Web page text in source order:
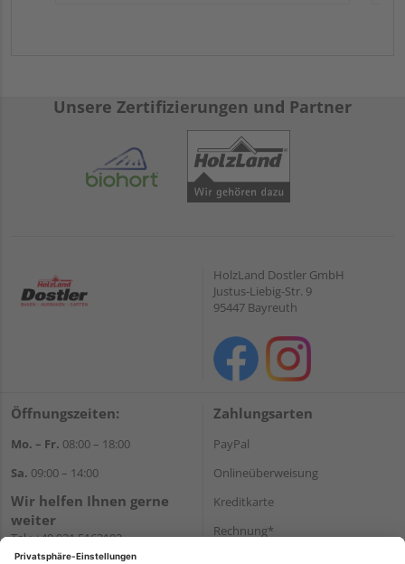
Unsere Zertifizierungen und Partner
HolzLand Dostler GmbH
Justus-Liebig-Str. 9
95447 Bayreuth
Öffnungszeiten:
Mo. – Fr. 08:00 – 18:00
Sa. 09:00 – 14:00
Wir helfen Ihnen gerne
weiter
Tel.:+49 921 5163102
E-Mail:shop@dostler.de
Zahlungsarten
PayPal
Onlineüberweisung
Kreditkarte
Rechnung*